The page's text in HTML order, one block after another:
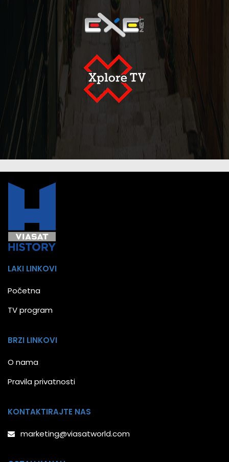
LAKI LINKOVI
Početna
TV program
BRZI LINKOVI
O nama
Pravila privatnosti
KONTAKTIRAJTE NAS
marketing@viasatworld.com